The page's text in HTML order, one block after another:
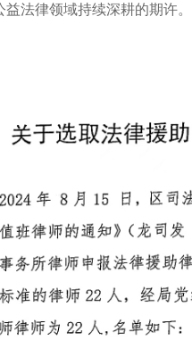
法律领域持续深耕的期许